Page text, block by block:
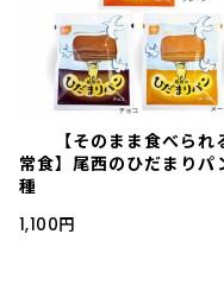
【そのまま食べられ
常食】尾西のひだまりパ
種
1,100円